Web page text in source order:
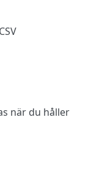
när du håller